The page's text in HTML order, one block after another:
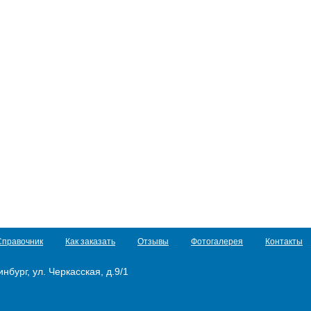
Как заказать Отзывы Фотогалерея Контакты
ул. Черкасская, д.9/1